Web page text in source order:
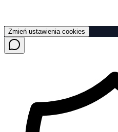
Zmień ustawienia cookies